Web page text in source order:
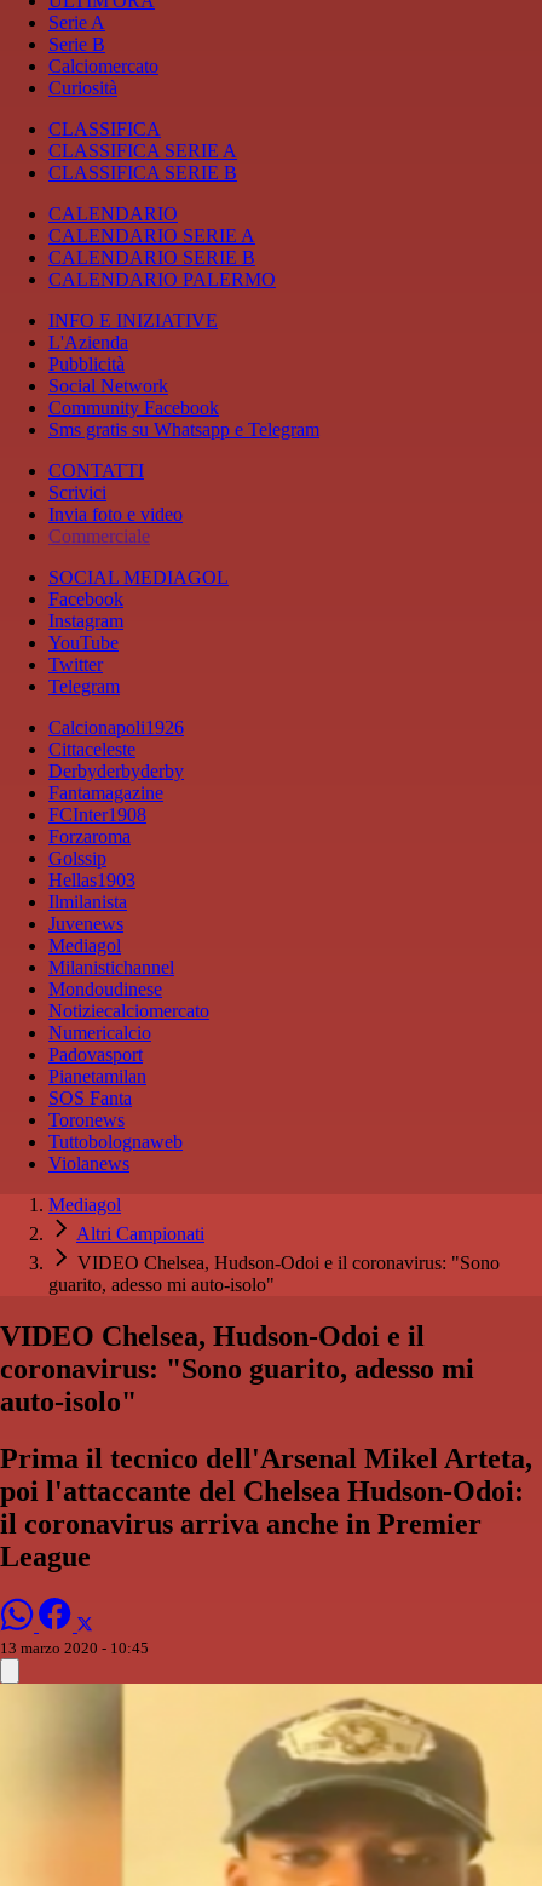
Serie A
Serie B
Calciomercato
Curiosità
CLASSIFICA
CLASSIFICA SERIE A
CLASSIFICA SERIE B
CALENDARIO
CALENDARIO SERIE A
CALENDARIO SERIE B
CALENDARIO PALERMO
INFO E INIZIATIVE
L'Azienda
Pubblicità
Social Network
Community Facebook
Sms gratis su Whatsapp e Telegram
CONTATTI
Scrivici
Invia foto e video
Commerciale
SOCIAL MEDIAGOL
Facebook
Instagram
YouTube
Twitter
Telegram
Calcionapoli1926
Cittaceleste
Derbyderbyderby
Fantamagazine
FCInter1908
Forzaroma
Golssip
Hellas1903
Ilmilanista
Juvenews
Mediagol
Milanistichannel
Mondoudinese
Notiziecalciomercato
Numericalcio
Padovasport
Pianetamilan
SOS Fanta
Toronews
Tuttobolognaweb
Violanews
Mediagol
Altri Campionati
VIDEO Chelsea, Hudson-Odoi e il coronavirus: "Sono
guarito, adesso mi auto-isolo"
VIDEO Chelsea, Hudson-Odoi e il
coronavirus: "Sono guarito, adesso mi
auto-isolo"
Prima il tecnico dell'Arsenal Mikel Arteta,
poi l'attaccante del Chelsea Hudson-Odoi:
il coronavirus arriva anche in Premier
League
13 marzo 2020 - 10:45